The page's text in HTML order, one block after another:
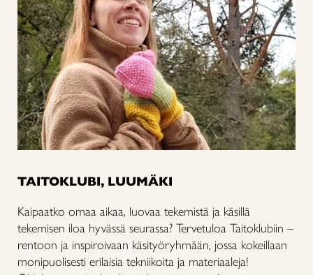
TAITOKLUBI, LUUMÄKI
Kaipaatko omaa aikaa, luovaa tekemistä ja käsillä
tekemisen iloa hyvässä seurassa? Tervetuloa Taitoklubiin –
rentoon ja inspiroivaan käsityöryhmään, jossa kokeillaan
monipuolisesti erilaisia tekniikoita ja materiaaleja!